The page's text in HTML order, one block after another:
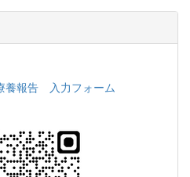
養報告 入力フォーム